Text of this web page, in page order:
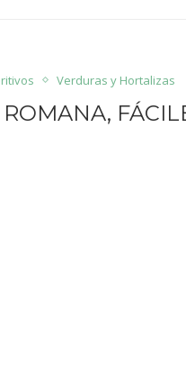
Verduras y Hortalizas